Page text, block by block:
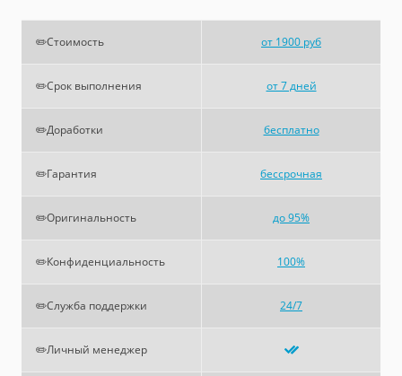
✏️Стоимость от 1900 руб
✏️Срок выполнения от 7 дней
✏️Доработки бесплатно
✏️Гарантия бессрочная
✏️Оригинальность до 95%
✏️Конфиденциальность 100%
✏️Служба поддержки 24/7
✏️Личный менеджер